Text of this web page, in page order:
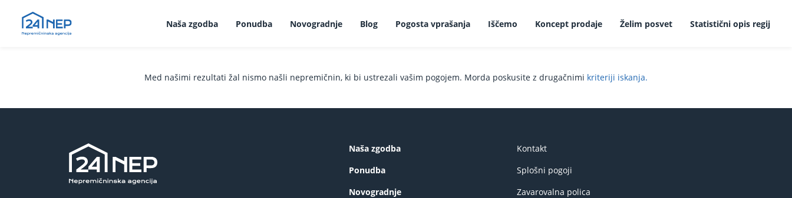
Naša zgodba Ponudba Novogradnje Blog Pogosta vprašanja Iščemo Koncept prodaje Želim posvet Statistični opis regij
Med našimi rezultati žal nismo našli nepremičnin, ki bi ustrezali vašim pogojem. Morda poskusite z drugačnimi kriteriji iskanja.
Naša zgodba
Ponudba
Novogradnje
Kontakt
Splošni pogoji
Zavarovalna polica